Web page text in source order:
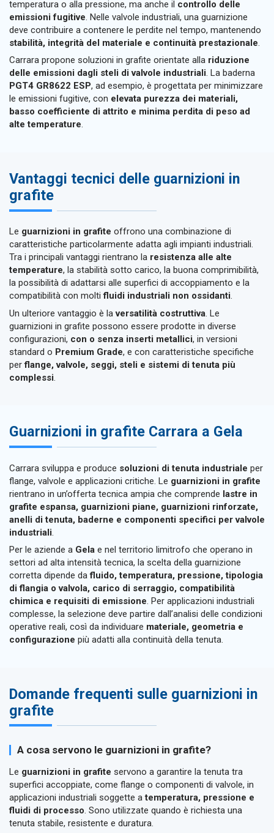
temperatura o alla pressione, ma anche il controllo delle
emissioni fugitive. Nelle valvole industriali, una guarnizione
deve contribuire a contenere le perdite nel tempo, mantenendo
stabilità, integrità del materiale e continuità prestazionale.
Carrara propone soluzioni in grafite orientate alla riduzione
delle emissioni dagli steli di valvole industriali. La baderna
PGT4 GR8622 ESP, ad esempio, è progettata per minimizzare
le emissioni fugitive, con elevata purezza dei materiali,
basso coefficiente di attrito e minima perdita di peso ad
alte temperature.
Vantaggi tecnici delle guarnizioni in
grafite
Le guarnizioni in grafite offrono una combinazione di
caratteristiche particolarmente adatta agli impianti industriali.
Tra i principali vantaggi rientrano la resistenza alle alte
temperature, la stabilità sotto carico, la buona comprimibilità,
la possibilità di adattarsi alle superfici di accoppiamento e la
compatibilità con moltifluidi industriali non ossidanti.
Un ulteriore vantaggio è laversatilità costruttiva. Le
guarnizioni in grafite possono essere prodotte in diverse
configurazioni, con o senza inserti metallici, in versioni
standard o Premium Grade, e con caratteristiche specifiche
perflange, valvole, seggi, steli e sistemi di tenuta più
complessi.
Guarnizioni in grafite Carrara a Gela
Carrara sviluppa e produce soluzioni di tenuta industriale per
flange, valvole e applicazioni critiche. Le guarnizioni in grafite
rientrano in un’offerta tecnica ampia che comprende lastre in
grafite espansa, guarnizioni piane, guarnizioni rinforzate,
anelli di tenuta, baderne e componenti specifici per valvole
industriali
Per le aziende a Gela e nel territorio limitrofo che operano in
settori ad alta intensità tecnica, la scelta della guarnizione
corretta dipende dafluido, temperatura, pressione, tipologia
di flangia o valvola, carico di serraggio, compatibilità
chimica e requisiti di emissione. Per applicazioni industriali
complesse, la selezione deve partire dall’analisi delle condizioni
operative reali, così da individuare materiale, geometria e
configurazione più adatti alla continuità della tenuta.
Domande frequenti sulle guarnizioni in
grafite
A cosa servono le guarnizioni in grafite?
Le guarnizioni in grafite servono a garantire la tenuta tra
superfici accoppiate, come flange o componenti di valvole, in
applicazioni industriali soggette atemperatura, pressione e
fluidi di processo. Sono utilizzate quando è richiesta una
tenuta stabile, resistente e duratura.